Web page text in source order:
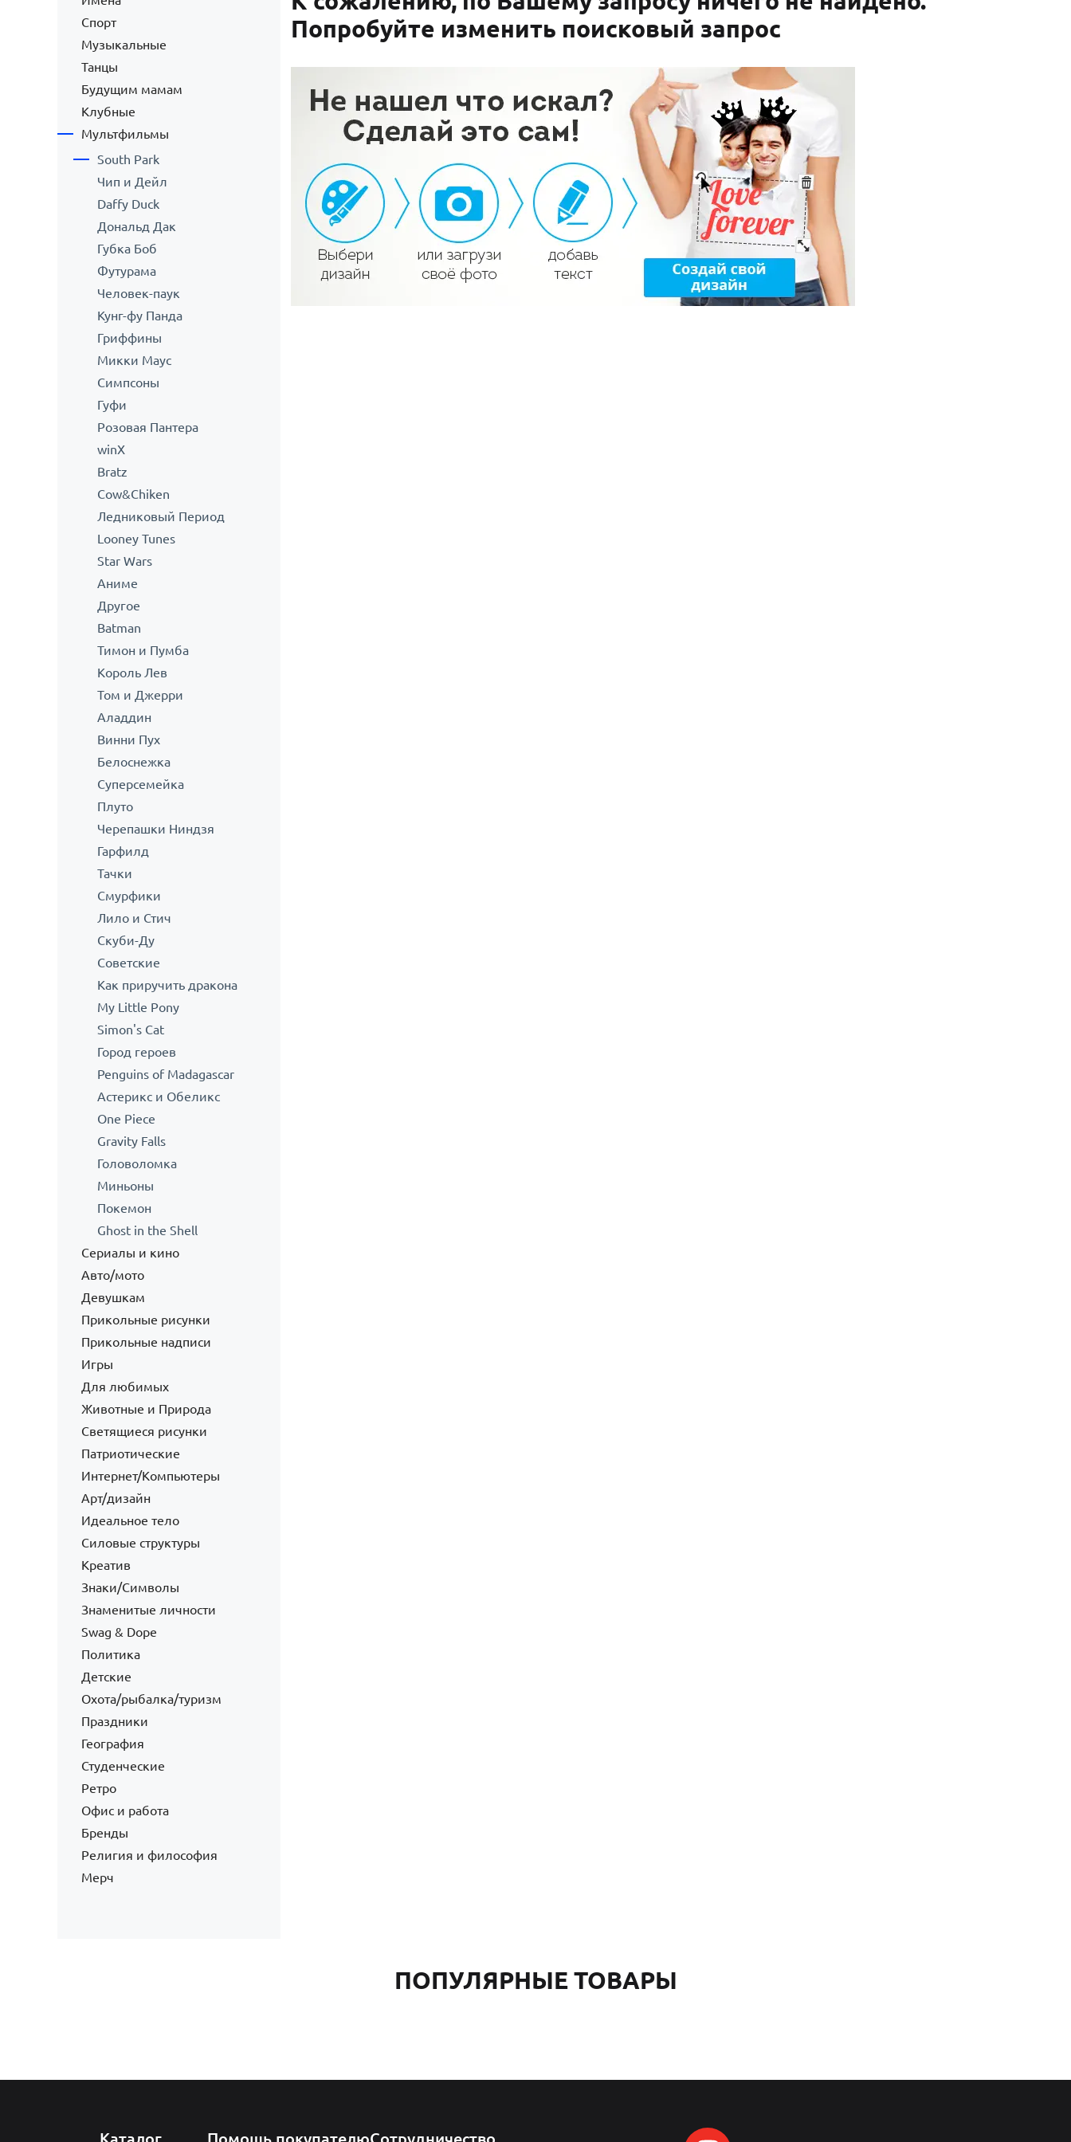
Спорт
Музыкальные
Танцы
Будущим мамам
Клубные
Мультфильмы
South Park
Чип и Дейл
Daffy Duck
Дональд Дак
Губка Боб
Футурама
Человек-паук
Кунг-фу Панда
Гриффины
Микки Маус
Симпсоны
Гуфи
Розовая Пантера
winX
Bratz
Cow&Chiken
Ледниковый Период
Looney Tunes
Star Wars
Аниме
Другое
Batman
Тимон и Пумба
Король Лев
Том и Джерри
Аладдин
Винни Пух
Белоснежка
Суперсемейка
Плуто
Черепашки Ниндзя
Гарфилд
Тачки
Смурфики
Лило и Стич
Скуби-Ду
Советские
Как приручить дракона
My Little Pony
Simon's Cat
Город героев
Penguins of Madagascar
Астерикс и Обеликс
One Piece
Gravity Falls
Головоломка
Миньоны
Покемон
Ghost in the Shell
Сериалы и кино
Авто/мото
Девушкам
Прикольные рисунки
Прикольные надписи
Игры
Для любимых
Животные и Природа
Светящиеся рисунки
Патриотические
Интернет/Компьютеры
Арт/дизайн
Идеальное тело
Силовые структуры
Креатив
Знаки/Символы
Знаменитые личности
Swag & Dope
Политика
Детские
Охота/рыбалка/туризм
Праздники
География
Студенческие
Ретро
Офис и работа
Бренды
Религия и философия
Мерч
Попробуйте изменить поисковый запрос
ПОПУЛЯРНЫЕ ТОВАРЫ